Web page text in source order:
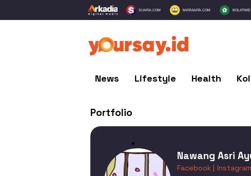
SUARA.COM MATAMATA.COM
News Lifestyle Health
Portfolio
Nawang Asri
Facebook |